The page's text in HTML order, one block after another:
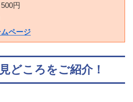
円
ページ
どころをご紹介！